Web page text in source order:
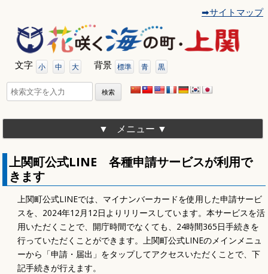
動
➡サイトマップ
文字 小 中 大 背景 標準 青 黒
検
索:
メニュー
上関町公式LINE 各種申請サービスが利用で
きます
上関町公式LINEでは、マイナンバーカードを使用した申請サービ
スを、2024年12月12日よりリリースしています。本サービスを活
用いただくことで、開庁時間でなくても、24時間365日手続きを
行っていただくことができます。上関町公式LINEのメインメニュ
ーから「申請・届出」をタップしてアクセスいただくことで、下
記手続きが行えます。